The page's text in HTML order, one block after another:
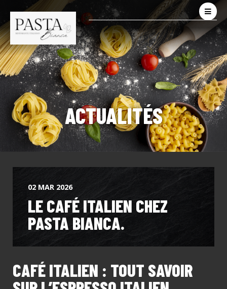
ACTUALITÉS
02 MAR 2026
LE CAFÉ ITALIEN CHEZ
PASTA BIANCA.
CAFÉ ITALIEN : TOUT SAVOIR